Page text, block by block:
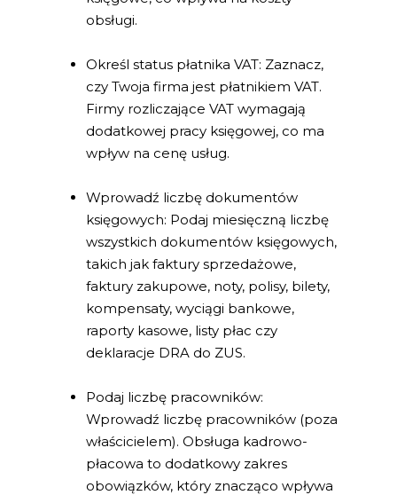
obsługi.
Określ status płatnika VAT: Zaznacz,
czy Twoja firma jest płatnikiem VAT.
Firmy rozliczające VAT wymagają
dodatkowej pracy księgowej, co ma
wpływ na cenę usług.
Wprowadź liczbę dokumentów
księgowych: Podaj miesięczną liczbę
wszystkich dokumentów księgowych,
takich jak faktury sprzedażowe,
faktury zakupowe, noty, polisy, bilety,
kompensaty, wyciągi bankowe,
raporty kasowe, listy płac czy
deklaracje DRA do ZUS.
Podaj liczbę pracowników:
Wprowadź liczbę pracowników (poza
właścicielem). Obsługa kadrowo-
płacowa to dodatkowy zakres
obowiązków, który znacząco wpływa